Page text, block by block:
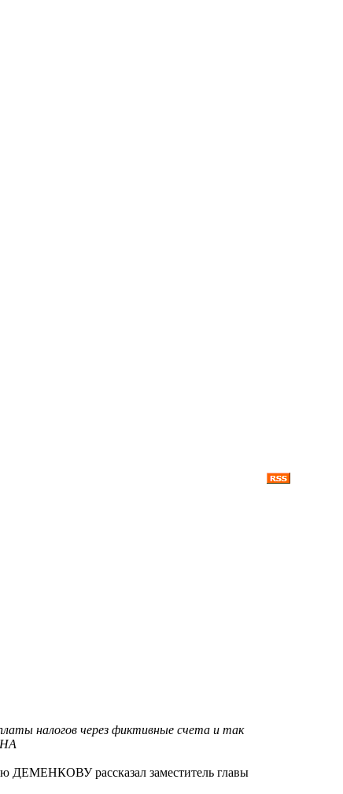
налогов через фиктивные счета и так
ДЕМЕНКОВУ рассказал заместитель главы